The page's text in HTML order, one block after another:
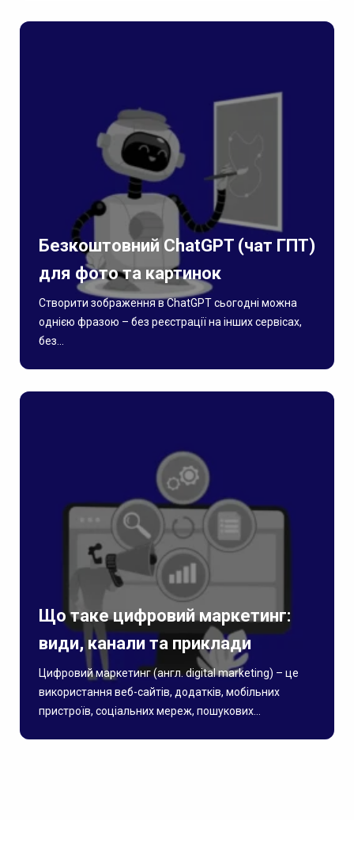
Безкоштовний ChatGPT (чат ГПТ)
для фото та картинок
Створити зображення в ChatGPT сьогодні можна
однією фразою – без реєстрації на інших сервісах,
без...
Що таке цифровий маркетинг:
види, канали та приклади
Цифровий маркетинг (англ. digital marketing) – це
використання веб-сайтів, додатків, мобільних
пристроїв, соціальних мереж, пошукових...